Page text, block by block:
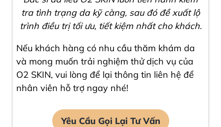
tra tình trạng da kỹ càng, sau đó đề xuất lộ
trình điều trị tối ưu, tiết kiệm nhất cho khách.
Nếu khách hàng có nhu cầu thăm khám da
và mong muốn trải nghiệm thử dịch vụ của
O2 SKIN, vui lòng để lại thông tin liên hệ để
nhân viên hỗ trợ ngay nhé!
Yêu Cầu Gọi Lại Tư Vấn